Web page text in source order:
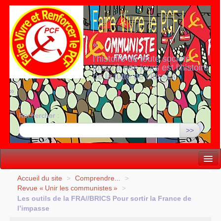
«
l’histoire de toute société
jusqu’à nos jours est l’histoire
de la lutte de classes
»
Rechercher :
>>
Vie politique
Lutter, Unir...
Internationale
Accueil du site > Comprendre...
>
Revue « Unir les communistes»
>
Les outils de la FRA//BRICS Pour sortir la France de
l’impasse